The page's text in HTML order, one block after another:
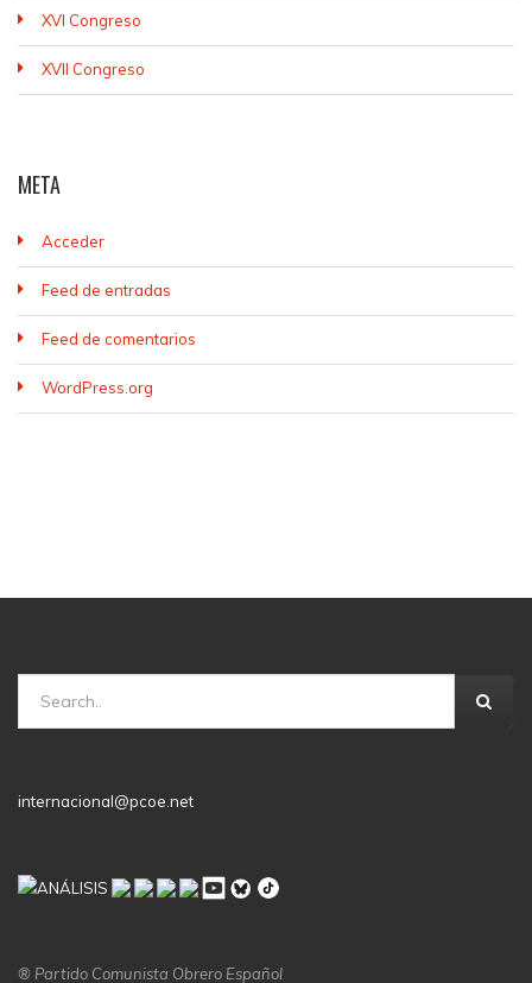
XVI Congreso
XVII Congreso
META
Acceder
Feed de entradas
Feed de comentarios
WordPress.org
internacional@pcoe.net
® Partido Comunista Obrero Español